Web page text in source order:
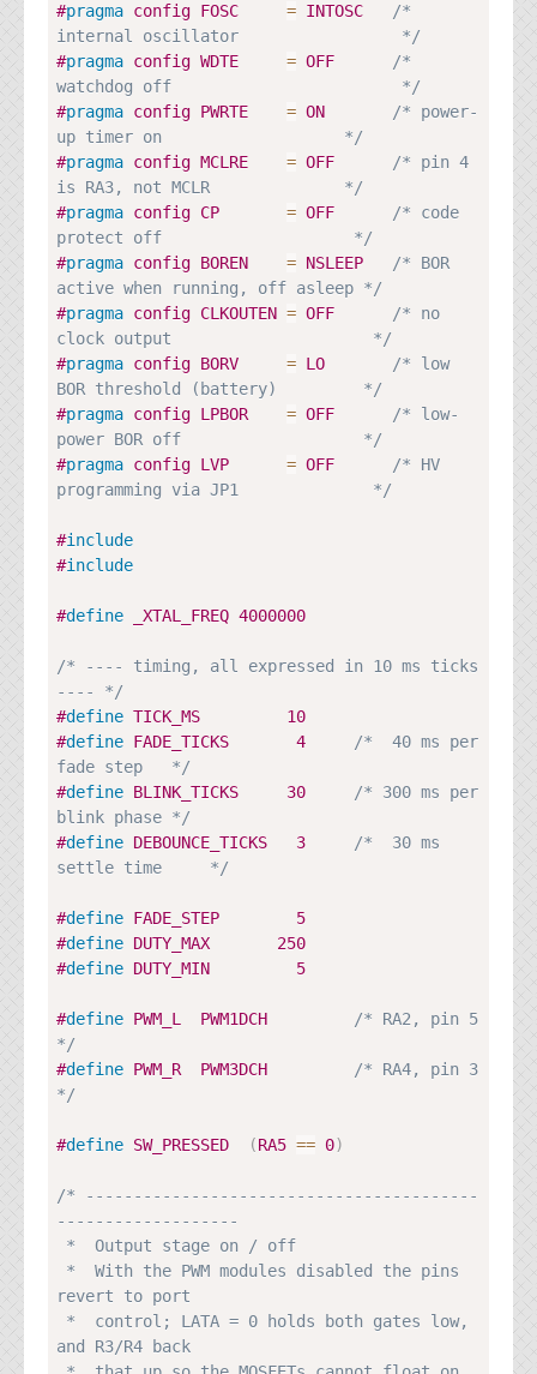
設計用語集
オンラインショップ
お問い合わせ
FAQ
お問い合わせフォーム
#pragma config FOSC = INTOSC
/*
internal oscillator                 */
#pragma config WDTE = OFF
/*
watchdog off                        */
#pragma config PWRTE = ON
/* power-
up timer on                   */
#pragma config MCLRE = OFF
/* pin 4
is RA3, not MCLR              */
#pragma config CP = OFF
/* code
protect off                    */
#pragma config BOREN = NSLEEP
/* BOR
active when running, off asleep */
#pragma config CLKOUTEN = OFF
/* no
clock output                     */
#pragma config BORV = LO
/* low
BOR threshold (battery)         */
#pragma config LPBOR = OFF
/* low-
power BOR off                   */
#pragma config LVP = OFF
/* HV
programming via JP1              */
#include
#include
#define _XTAL_FREQ 4000000
/* ---- timing, all expressed in 10 ms ticks
---- */
#define TICK_MS
10
#define FADE_TICKS 4
/*  40 ms per
fade step   */
#define BLINK_TICKS 30
/* 300 ms per
blink phase */
#define DEBOUNCE_TICKS 3
/*  30 ms
settle time     */
#define FADE_STEP
5
#define DUTY_MAX
250
#define DUTY_MIN 5
#define PWM_L PWM1DCH
/* RA2, pin 5
*/
#define PWM_R PWM3DCH
/* RA4, pin 3
*/
#define SW_PRESSED (RA5 == 0)
/* -----------------------------------------
-------------------
revert to port
and R3/R4 back